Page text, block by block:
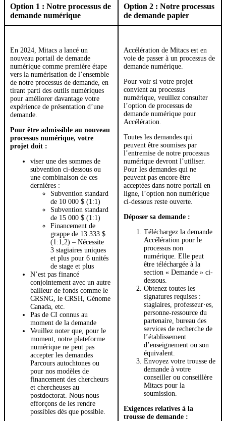
Option 1 : Notre processus de
demande numérique
Option 2 : Notre processus
de demande papier
En 2024, Mitacs a lancé un
nouveau portail de demande
numérique comme première étape
vers la numérisation de l’ensemble
de notre processus de demande, en
tirant parti des outils numériques
pour améliorer davantage votre
expérience de présentation d’une
demande.
Pour être admissible au nouveau
processus numérique, votre
projet doit :
viser une des sommes de
subvention ci-dessous ou
une combinaison de ces
dernières :
Subvention standard
de 10 000 $ (1:1)
Subvention standard
de 15 000 $ (1:1)
Financement de
grappe de 13 333 $
(1:1,2) – Nécessite
3 stagiaires uniques
et plus pour 6 unités
de stage et plus
N’est pas financé
conjointement avec un autre
bailleur de fonds comme le
CRSNG, le CRSH, Génome
Canada, etc.
Pas de CI connus au
moment de la demande
Veuillez noter que, pour le
moment, notre plateforme
numérique ne peut pas
accepter les demandes
Parcours autochtones ou
pour nos modèles de
financement des chercheurs
et chercheuses au
postdoctorat. Nous nous
efforçons de les rendre
possibles dès que possible.
Accélération de Mitacs est en
voie de passer à un processus de
demande numérique.
Pour voir si votre projet
convient au processus
numérique, veuillez consulter
l’option de processus de
demande numérique pour
Accélération.
Toutes les demandes qui
peuvent être soumises par
l’entremise de notre processus
numérique devront l’utiliser.
Pour les demandes qui ne
peuvent pas encore être
acceptées dans notre portail en
ligne, l’option non numérique
ci-dessous reste ouverte.
Déposer sa demande :
Téléchargez la demande
Accélération pour le
processus non
numérique. Elle peut
être téléchargée à la
section « Demande » ci-
dessous.
Obtenez toutes les
signatures requises :
stagiaires, professeur·es,
personne-ressource du
partenaire, bureau des
services de recherche de
l’établissement
d’enseignement ou son
équivalent.
Envoyez votre trousse de
demande à votre
conseiller ou conseillère
Mitacs pour la
soumission.
Exigences relatives à la
trousse de demande :